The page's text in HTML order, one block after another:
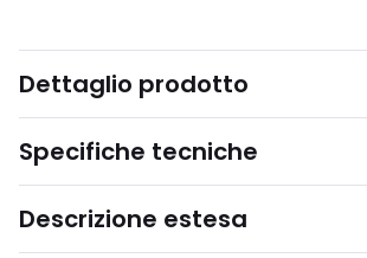
Dettaglio prodotto
Specifiche tecniche
Descrizione estesa